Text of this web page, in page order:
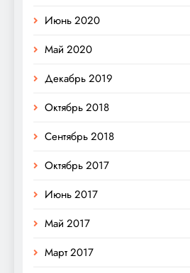
Июнь 2020
Май 2020
Декабрь 2019
Октябрь 2018
Сентябрь 2018
Октябрь 2017
Июнь 2017
Май 2017
Март 2017